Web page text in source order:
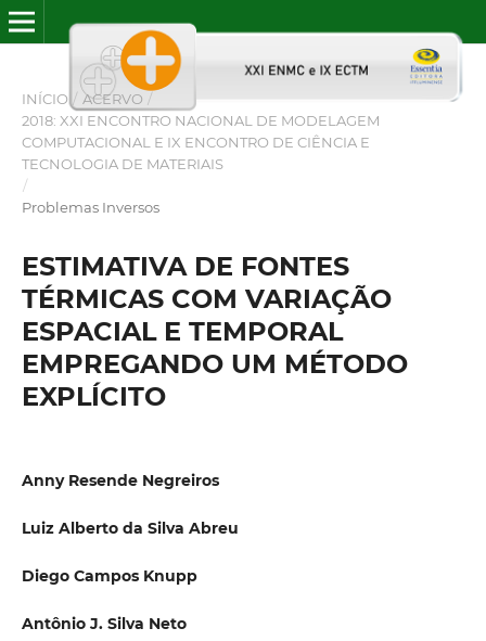
INÍCIO / ACERVO /
2018: XXI ENCONTRO NACIONAL DE MODELAGEM
COMPUTACIONAL E IX ENCONTRO DE CIÊNCIA E
TECNOLOGIA DE MATERIAIS
/
Problemas Inversos
ESTIMATIVA DE FONTES
TÉRMICAS COM VARIAÇÃO
ESPACIAL E TEMPORAL
EMPREGANDO UM MÉTODO
EXPLÍCITO
Anny Resende Negreiros
Luiz Alberto da Silva Abreu
Diego Campos Knupp
Antônio J. Silva Neto